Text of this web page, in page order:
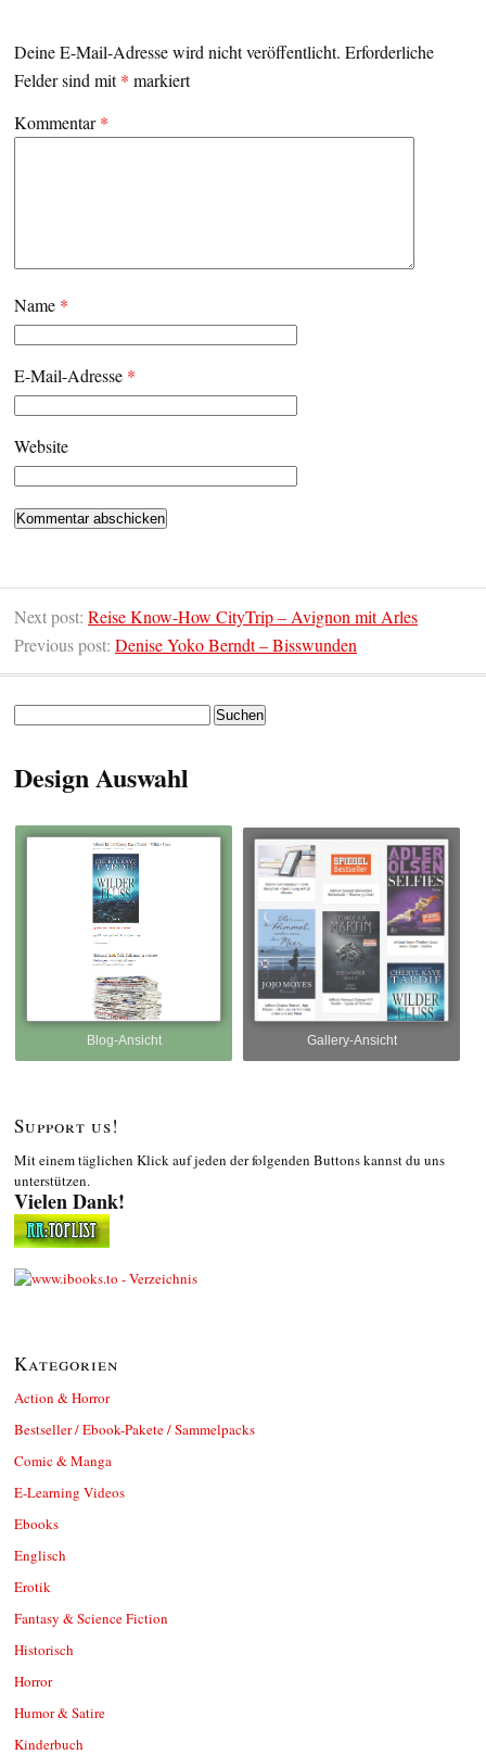
Deine E-Mail-Adresse wird nicht veröffentlicht. Erforderliche
Felder sind mit* markiert
Kommentar*
Name *
E-Mail-Adresse *
Website
Next post: Reise Know-How CityTrip – Avignon mit Arles
Previous post: Denise Yoko Berndt – Bisswunden
Design Auswahl
Blog-Ansicht Gallery-Ansicht
Support us!
Mit einem täglichen Klick auf jeden der folgenden Buttons kannst du uns
unterstützen.
Vielen Dank!
Kategorien
Action & Horror
Bestseller / Ebook-Pakete / Sammelpacks
Comic & Manga
E-Learning Videos
Ebooks
Englisch
Erotik
Fantasy & Science Fiction
Historisch
Horror
Humor & Satire
Kinderbuch